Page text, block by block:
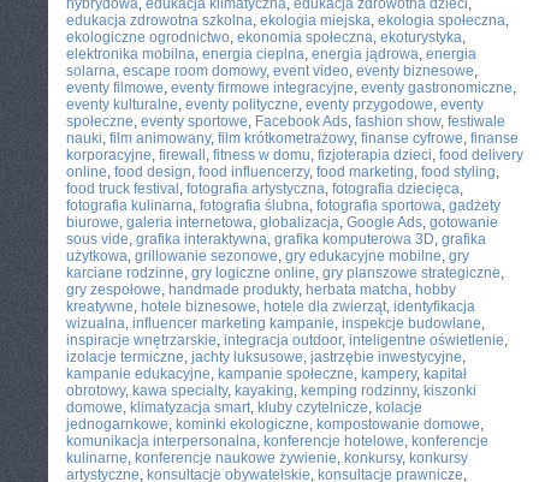
hybrydowa, edukacja klimatyczna, edukacja zdrowotna dzieci,
edukacja zdrowotna szkolna, ekologia miejska, ekologia społeczna,
ekologiczne ogrodnictwo, ekonomia społeczna, ekoturystyka,
elektronika mobilna, energia cieplna, energia jądrowa, energia
solarna, escape room domowy, event video, eventy biznesowe,
eventy filmowe, eventy firmowe integracyjne, eventy gastronomiczne,
eventy kulturalne, eventy polityczne, eventy przygodowe, eventy
społeczne, eventy sportowe, Facebook Ads, fashion show, festiwale
nauki, film animowany, film krótkometrażowy, finanse cyfrowe, finanse
korporacyjne, firewall , fitness w domu, fizjoterapia dzieci, food delivery
online, food design, food influencerzy, food marketing, food styling,
food truck festival , fotografia artystyczna, fotografia dziecięca,
fotografia kulinarna, fotografia ślubna, fotografia sportowa, gadżety
biurowe, galeria internetowa, globalizacja, Google Ads, gotowanie
sous vide, grafika interaktywna, grafika komputerowa 3D, grafika
użytkowa, grillowanie sezonowe, gry edukacyjne mobilne, gry
karciane rodzinne, gry logiczne online, gry planszowe strategiczne,
gry zespołowe, handmade produkty, herbata matcha, hobby
kreatywne, hotele biznesowe, hotele dla zwierząt, identyfikacja
wizualna, influencer marketing kampanie, inspekcje budowlane,
inspiracje wnętrzarskie, integracja outdoor, inteligentne oświetlenie,
izolacje termiczne, jachty luksusowe, jastrzębie inwestycyjne,
kampanie edukacyjne, kampanie społeczne, kampery, kapitał
obrotowy, kawa specialty, kayaking, kemping rodzinny, kiszonki
domowe, klimatyzacja smart, kluby czytelnicze, kolacje
jednogarnkowe, kominki ekologiczne, kompostowanie domowe,
komunikacja interpersonalna, konferencje hotelowe, konferencje
kulinarne, konferencje naukowe żywienie, konkursy, konkursy
artystyczne, konsultacje obywatelskie, konsultacje prawnicze,